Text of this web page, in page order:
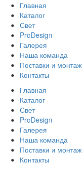
Главная
Каталог
Свет
ProDesign
Галерея
Наша команда
Поставки и монтаж
Контакты
Главная
Каталог
Свет
ProDesign
Галерея
Наша команда
Поставки и монтаж
Контакты